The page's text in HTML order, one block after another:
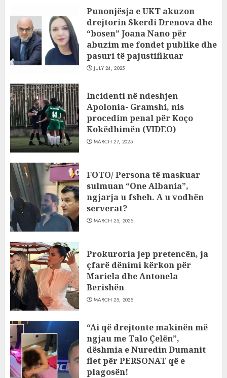
Punonjësja e UKT akuzon
drejtorin Skerdi Drenova dhe
“bosen” Joana Nano për
abuzim me fondet publike dhe
pasuri të pajustifikuar
JULY 24, 2025
Incidenti në ndeshjen
Apolonia- Gramshi, nis
procedim penal për Koço
Kokëdhimën (VIDEO)
MARCH 27, 2025
FOTO/ Persona të maskuar
sulmuan “One Albania”,
ngjarja u fsheh. A u vodhën
serverat?
MARCH 25, 2025
Prokuroria jep pretencën, ja
çfarë dënimi kërkon për
Mariela dhe Antonela
Berishën
MARCH 25, 2025
“Ai që drejtonte makinën më
ngjau me Talo Çelën”,
dëshmia e Nuredin Dumanit
flet për PERSONAT që e
plagosën!